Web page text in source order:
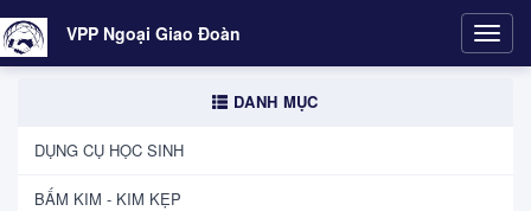
VPP Ngoại Giao Đoàn
DANH MỤC
DỤNG CỤ HỌC SINH
BẤM KIM - KIM KẸP